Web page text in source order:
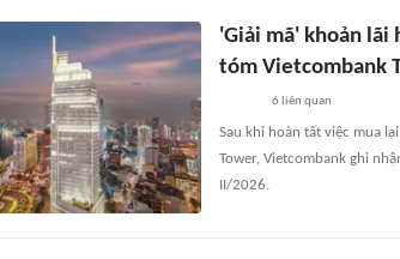
'Giải mã' khoản lãi
tóm Vietcombank
6 liên quan
Sau khi hoàn tất việc mua
Tower, Vietcombank ghi
II/2026.